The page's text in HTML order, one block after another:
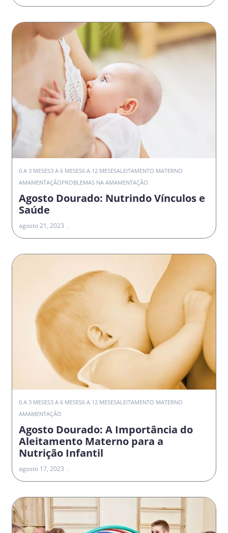
0 A 3 MESES3 A 6 MESES6 A 12 MESESALEITAMENTO MATERNO
AMAMENTAÇÃOPROBLEMAS NA AMAMENTAÇÃO
Agosto Dourado: Nutrindo Vínculos e
Saúde
agosto 21, 2023
0 A 3 MESES3 A 6 MESES6 A 12 MESESALEITAMENTO MATERNO
AMAMENTAÇÃO
Agosto Dourado: A Importância do
Aleitamento Materno para a
Nutrição Infantil
agosto 17, 2023